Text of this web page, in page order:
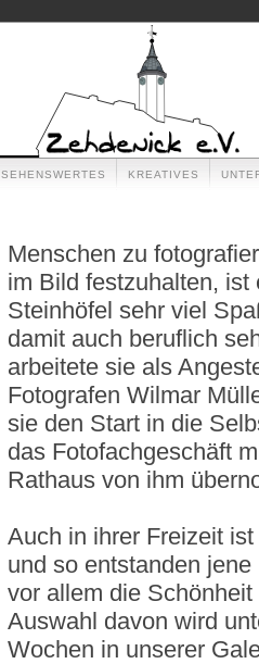
SEHENSWERTES KREATIVES
Menschen zu
im Bild festzuhalten,
Steinhöfel sehr viel
damit auch beruflich
arbeitete sie als
Fotografen Wilmar
sie den Start in die
das Fotofachgeschäft
Rathaus von ihm
Auch in ihrer Freizeit
und so entstanden
vor allem die
Auswahl davon wird
Wochen in unserer